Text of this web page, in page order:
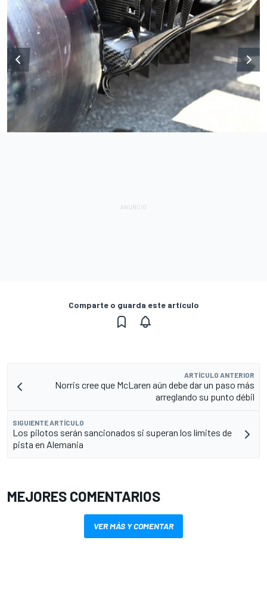
Comparte o guarda este artículo
ARTÍCULO ANTERIOR
Norris cree que McLaren aún debe dar un paso más
arreglando su punto débil
SIGUIENTE ARTÍCULO
Los pilotos serán sancionados si superan los límites de
pista en Alemania
MEJORES COMENTARIOS
VER MÁS Y COMENTAR